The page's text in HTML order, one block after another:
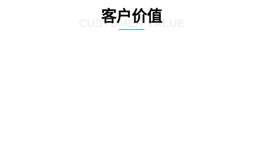
客户价值
CUSTOMER VALUE